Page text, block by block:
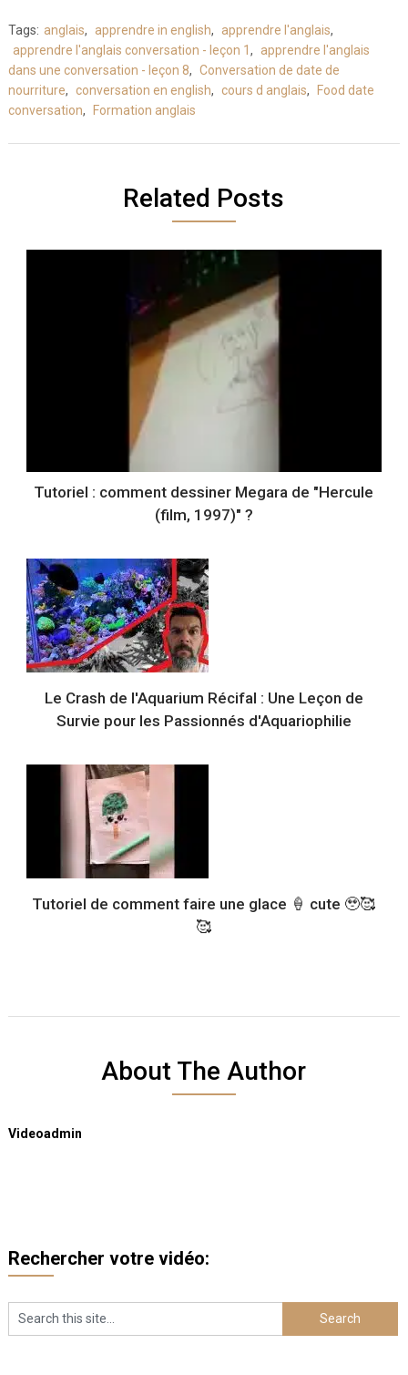
Tags: anglais, apprendre in english, apprendre l'anglais,
apprendre l'anglais conversation - leçon 1 , apprendre l'anglais
dans une conversation - leçon 8, Conversation de date de
nourriture, conversation en english, cours d anglais,
Food date
conversation, Formation anglais
Related Posts
Tutoriel : comment dessiner Megara de "Hercule
(film, 1997)" ?
Le Crash de l'Aquarium Récifal : Une Leçon de
Survie pour les Passionnés d'Aquariophilie
Tutoriel de comment faire une glace 🍦 cute 🥹🥰
🥰
About The Author
Videoadmin
Rechercher votre vidéo: